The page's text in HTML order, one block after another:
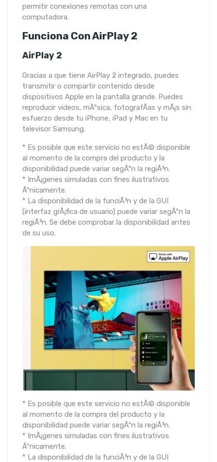
permitir conexiones remotas con una
computadora.
Funciona Con AirPlay 2
AirPlay 2
Gracias a que tiene AirPlay 2 integrado, puedes
transmitir o compartir contenido desde
dispositivos Apple en la pantalla grande. Puedes
reproducir videos, mÃºsica, fotografÃ­as y mÃ¡s sin
esfuerzo desde tu iPhone, iPad y Mac en tu
televisor Samsung.
* Es posible que este servicio no estÃ© disponible
al momento de la compra del producto y la
disponibilidad puede variar segÃºn la regiÃ³n.
* ImÃ¡genes simuladas con fines ilustrativos
Ãºnicamente.
* La disponibilidad de la funciÃ³n y de la GUI
(interfaz grÃ¡fica de usuario) puede variar segÃºn la
regiÃ³n. Se debe comprobar la disponibilidad antes
de su uso.
* Es posible que este servicio no estÃ© disponible
al momento de la compra del producto y la
disponibilidad puede variar segÃºn la regiÃ³n.
* ImÃ¡genes simuladas con fines ilustrativos
Ãºnicamente.
* La disponibilidad de la funciÃ³n y de la GUI